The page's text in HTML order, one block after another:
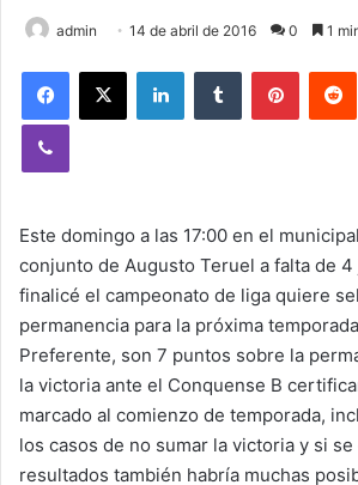
admin 14 de abril de 2016 0 1
Este domingo a las 17:00 en el
conjunto de Augusto Teruel a falta de 4
finalicé el campeonato de liga quiere
permanencia para la próxima
Preferente, son 7 puntos sobre la
la victoria ante el Conquense B
marcado al comienzo de temporada,
los casos de no sumar la victoria y si
resultados también habría muchas